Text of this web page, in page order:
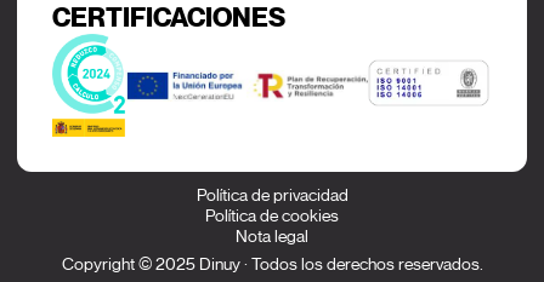
CERTIFICACIONES
Política de privacidad
Política de cookies
Nota legal
Copyright © 2025 Dinuy · Todos los derechos reservados.